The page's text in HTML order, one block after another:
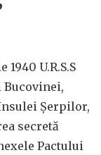
U.R.S.S
Bucovinei,
Şerpilor,
secretă
Pactului